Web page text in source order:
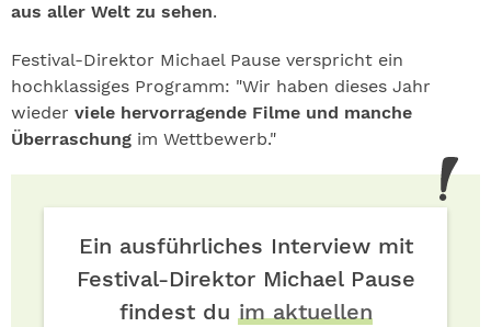
aus aller Welt zu sehen.
Festival-Direktor Michael Pause verspricht ein
hochklassiges Programm: "Wir haben dieses Jahr
wieder viele hervorragende Filme und manche
Überraschung im Wettbewerb."
Ein ausführliches Interview mit
Festival-Direktor Michael Pause
findest du im aktuellen